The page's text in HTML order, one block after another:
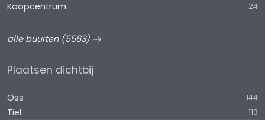
Koopcentrum 24
alle buurten (5563)
Plaatsen dichtbij
Oss 144
Tiel 113